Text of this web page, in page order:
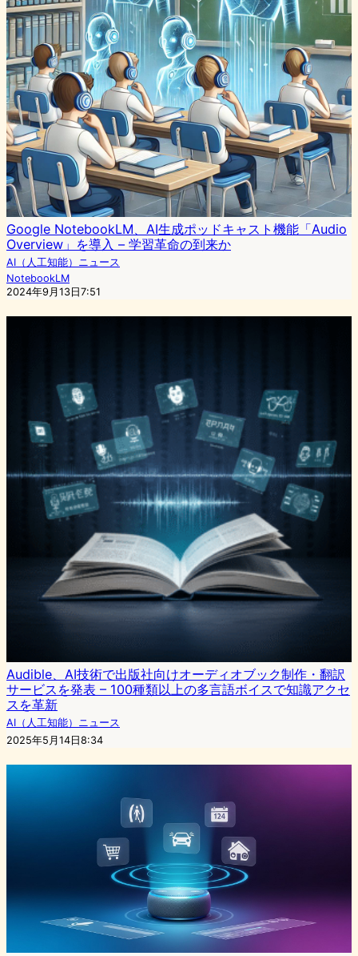
Google NotebookLM、AI生成ポッドキャスト機能「Audio
Overview」を導入 – 学習革命の到来か
AI（人工知能）ニュース
NotebookLM
2024年9月13日7:51
Audible、AI技術で出版社向けオーディオブック制作・翻訳
サービスを発表 – 100種類以上の多言語ボイスで知識アクセ
スを革新
AI（人工知能）ニュース
2025年5月14日8:34